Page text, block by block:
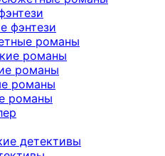
фэнтези
романы
романы
романы
романы
романы
детективы